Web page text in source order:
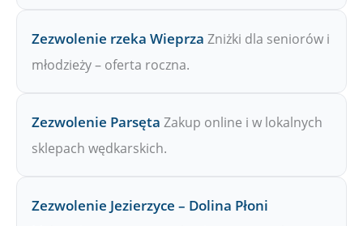
Zezwolenie rzeka Wieprza Zniżki dla seniorów i
młodzieży – oferta roczna.
Zezwolenie Parsęta Zakup online i w lokalnych
sklepach wędkarskich.
Zezwolenie Jezierzyce – Dolina Płoni